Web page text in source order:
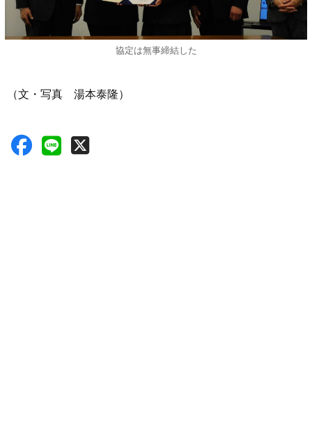
協定は無事締結した
（文・写真 湯本泰隆）